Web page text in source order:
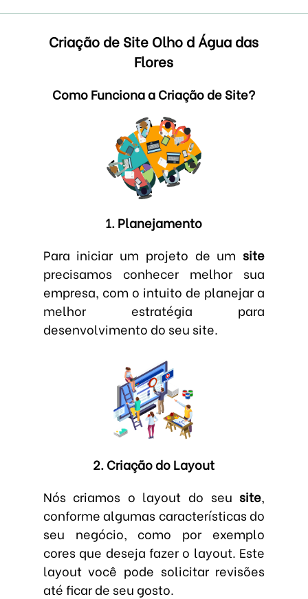
Criação de Site Olho d Água das
Flores
Como Funciona a Criação de Site?
1. Planejamento
Para iniciar um projeto de umsite
precisamos conhecer melhor sua
empresa, com o intuito de planejar a
melhor estratégia para
desenvolvimento do seu site.
2. Criação do Layout
Nós criamos o layout do seusite,
conforme algumas características do
seu negócio, como por exemplo
cores que deseja fazer o layout. Este
layout você pode solicitar revisões
até ficar de seu gosto.